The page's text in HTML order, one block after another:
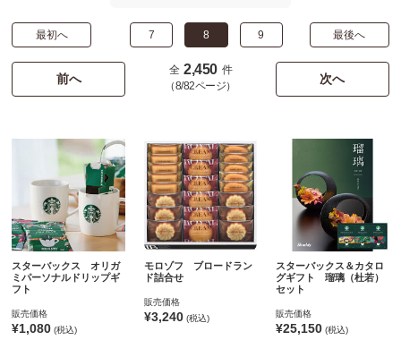
最初へ 7 8 9 最後へ
前へ 次へ
全 2,450 件
（8/82ページ）
スターバックス オリガ
ミパーソナルドリップギ
フト
販売価格
¥1,080 (税込)
モロゾフ ブロードラン
ド詰合せ
販売価格
¥3,240(税込)
スターバックス＆カタロ
グギフト 瑠璃（杜若）
セット
販売価格
¥25,150 (税込)